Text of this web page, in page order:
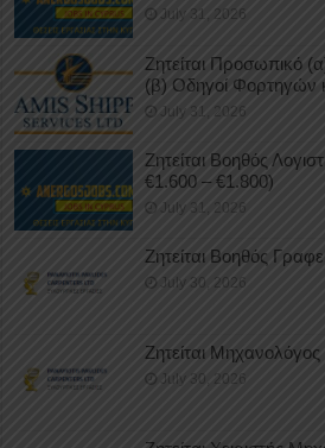
July 31, 2026
Ζητείται Προσωπικό
(β) Οδηγοί Φορτηγών
July 31, 2026
Ζητείται Βοηθός
€1.600 – €1.800)
July 31, 2026
Ζητείται Βοηθός
July 30, 2026
Ζητείται
July 30, 2026